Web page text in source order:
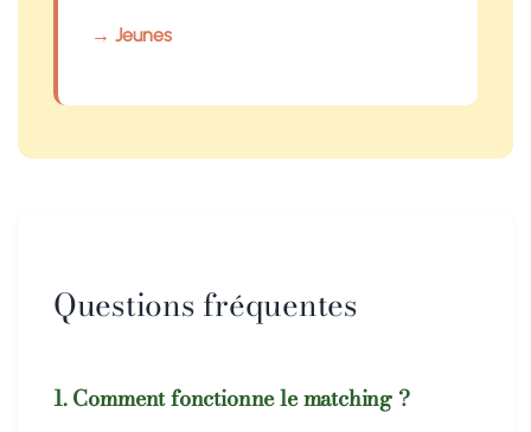
→ Jeunes
Questions fréquentes
1. Comment fonctionne le matching ?